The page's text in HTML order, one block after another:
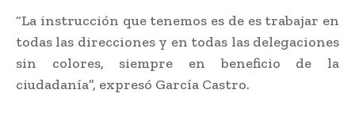
“La instrucción que tenemos es de es trabajar en
todas las direcciones y en todas las delegaciones
sin colores, siempre en beneficio de la
ciudadanía”, expresó García Castro.